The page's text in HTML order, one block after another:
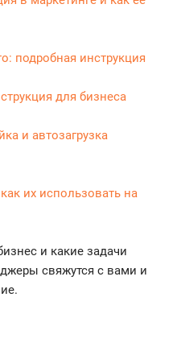
подробная инструкция
для бизнеса
и автозагрузка
их использовать на
и какие задачи
свяжутся с вами и